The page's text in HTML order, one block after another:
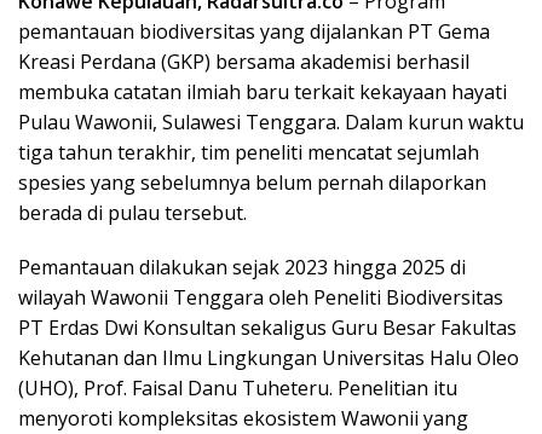
pemantauan biodiversitas yang dijalankan PT Gema
Kreasi Perdana (GKP) bersama akademisi berhasil
membuka catatan ilmiah baru terkait kekayaan hayati
Pulau Wawonii, Sulawesi Tenggara. Dalam kurun waktu
tiga tahun terakhir, tim peneliti mencatat sejumlah
spesies yang sebelumnya belum pernah dilaporkan
berada di pulau tersebut.
Pemantauan dilakukan sejak 2023 hingga 2025 di
wilayah Wawonii Tenggara oleh Peneliti Biodiversitas
PT Erdas Dwi Konsultan sekaligus Guru Besar Fakultas
Kehutanan dan Ilmu Lingkungan Universitas Halu Oleo
(UHO), Prof. Faisal Danu Tuheteru. Penelitian itu
menyoroti kompleksitas ekosistem Wawonii yang